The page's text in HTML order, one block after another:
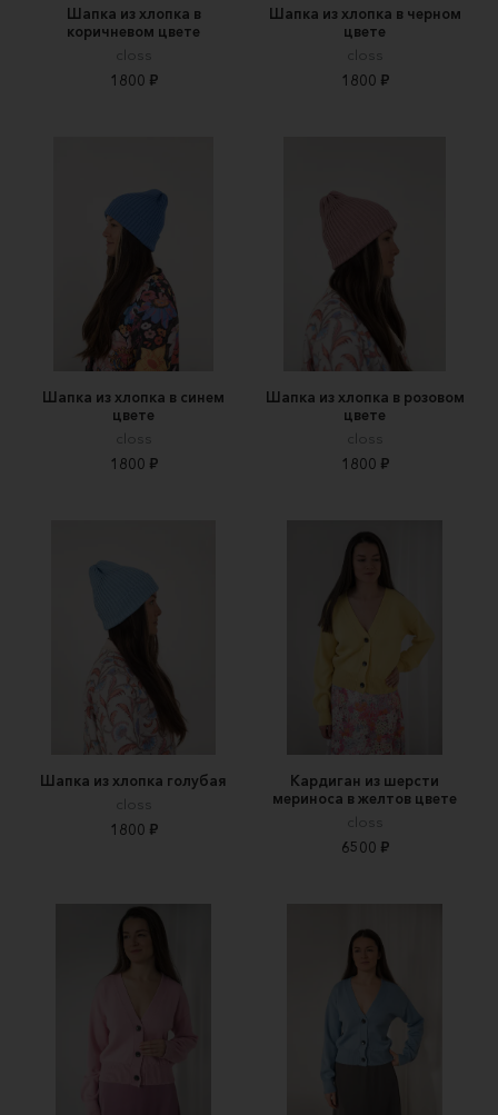
Шапка из хлопка в
коричневом цвете
closs
1800 ₽
Шапка из хлопка в черном
цвете
closs
1800 ₽
Шапка из хлопка в синем
цвете
closs
1800 ₽
Шапка из хлопка в розовом
цвете
closs
1800 ₽
Шапка из хлопка голубая
closs
1800 ₽
Кардиган из шерсти
мериноса в желтов цвете
closs
6500 ₽